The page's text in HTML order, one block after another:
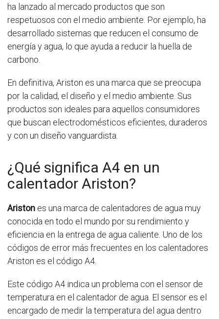
ha lanzado al mercado productos que son
respetuosos con el medio ambiente. Por ejemplo, ha
desarrollado sistemas que reducen el consumo de
energía y agua, lo que ayuda a reducir la huella de
carbono.
En definitiva, Ariston es una marca que se preocupa
por la calidad, el diseño y el medio ambiente. Sus
productos son ideales para aquellos consumidores
que buscan electrodomésticos eficientes, duraderos
y con un diseño vanguardista.
¿Qué significa A4 en un
calentador Ariston?
Ariston es una marca de calentadores de agua muy
conocida en todo el mundo por su rendimiento y
eficiencia en la entrega de agua caliente. Uno de los
códigos de error más frecuentes en los calentadores
Ariston es el código A4.
Este código A4 indica un problema con el sensor de
temperatura en el calentador de agua. El sensor es el
encargado de medir la temperatura del agua dentro